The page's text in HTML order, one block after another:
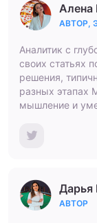
Алена
АВТОР,
Аналитик с
своих статьях
решения,
разных этапах
мышление и
Дарья
АВТОР